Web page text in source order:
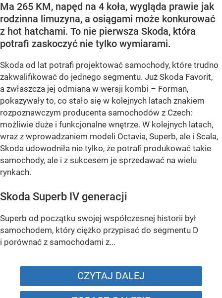
Ma 265 KM, napęd na 4 koła, wygląda prawie jak
rodzinna limuzyna, a osiągami może konkurować
z hot hatchami. To nie pierwsza Skoda, która
potrafi zaskoczyć nie tylko wymiarami.
Skoda od lat potrafi projektować samochody, które trudno
zakwalifikować do jednego segmentu. Już Skoda Favorit,
a zwłaszcza jej odmiana w wersji kombi – Forman,
pokazywały to, co stało się w kolejnych latach znakiem
rozpoznawczym producenta samochodów z Czech:
możliwie duże i funkcjonalne wnętrze. W kolejnych latach,
wraz z wprowadzaniem modeli Octavia, Superb, ale i Scala,
Skoda udowodniła nie tylko, że potrafi produkować takie
samochody, ale i z sukcesem je sprzedawać na wielu
rynkach.
Skoda Superb IV generacji
Superb od początku swojej współczesnej historii był
samochodem, który ciężko przypisać do segmentu D
i porównać z samochodami z...
CZYTAJ DALEJ